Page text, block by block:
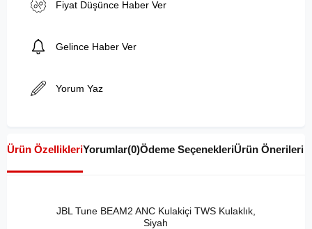
Fiyat Düşünce Haber Ver
Gelince Haber Ver
Yorum Yaz
Ürün ÖzellikleriYorumlar(0)Ödeme SeçenekleriÜrün Önerileri
JBL Tune BEAM2 ANC Kulakiçi TWS Kulaklık,
Siyah